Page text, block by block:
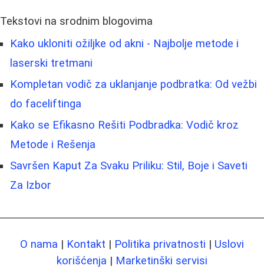
Tekstovi na srodnim blogovima
Kako ukloniti ožiljke od akni - Najbolje metode i
laserski tretmani
Kompletan vodič za uklanjanje podbratka: Od vežbi
do faceliftinga
Kako se Efikasno Rešiti Podbradka: Vodič kroz
Metode i Rešenja
Savršen Kaput Za Svaku Priliku: Stil, Boje i Saveti
Za Izbor
O nama | Kontakt | Politika privatnosti | Uslovi
korišćenja | Marketinški servisi